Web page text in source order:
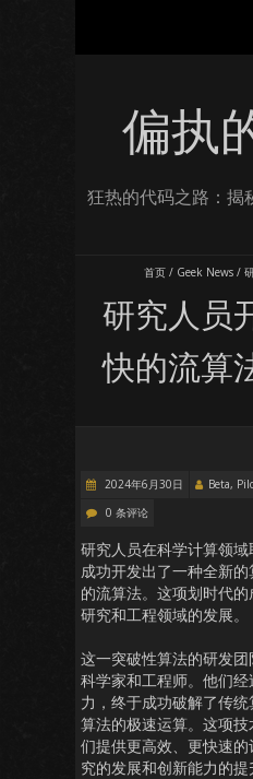
偏执
狂热的代码之路：揭
首页 / Geek News /
研究人员
快的流算
2024年6月30日 Beta,
0 条评论
研究人员在科学计算领
成功开发出了一种全新
的流算法。这项划时代
研究和工程领域的发展。
这一突破性算法的研发
科学家和工程师。他们
力，终于成功破解了传
算法的极速运算。这项
们提供更高效、更快速
究的发展和创新能力的提